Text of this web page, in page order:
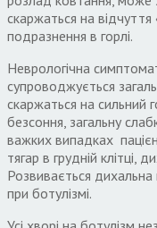
скаржаться на відчуття
подразнення в горлі.
Неврологічна
супроводжується
скаржаться на сильний
безсоння, загальну
важких випадках
тягар в грудній клітці,
Розвивається
при ботулізмі.